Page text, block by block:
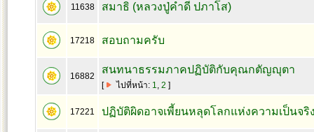
11638 สมาธิ (หลวงปู่คำดี ปภาโส)
17218 สอบถามครับ
16882
สนทนาธรรมภาคปฏิบัติกับคุณกตัญญุตา
[ ไปที่หน้า: 1, 2 ]
17221 ปฏิบัติผิดอาจเพี้ยนหลุดโลกแห่งความเป็นจริ